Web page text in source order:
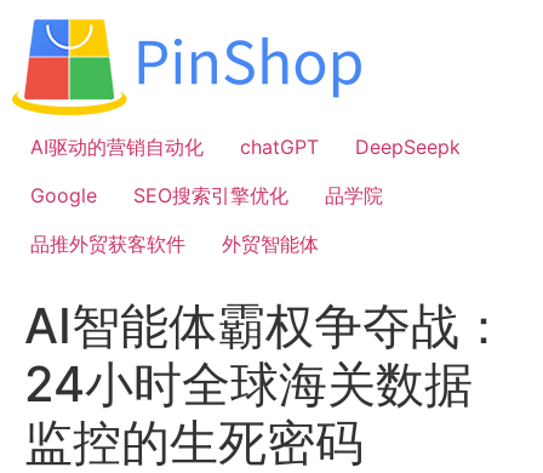
容
AI驱动的营销自动化
chatGPT
DeepSeepk
Google
SEO搜索引擎优化
品学院
品推外贸获客软件
外贸智能体
AI智能体霸权争夺战：
24小时全球海关数据
监控的生死密码